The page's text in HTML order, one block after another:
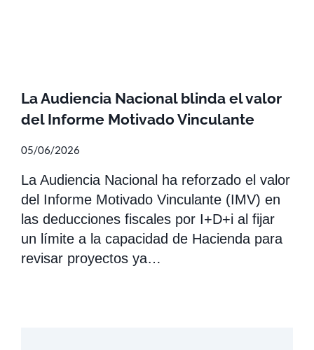
La Audiencia Nacional blinda el valor
del Informe Motivado Vinculante
05/06/2026
La Audiencia Nacional ha reforzado el valor
del Informe Motivado Vinculante (IMV) en
las deducciones fiscales por I+D+i al fijar
un límite a la capacidad de Hacienda para
revisar proyectos ya…